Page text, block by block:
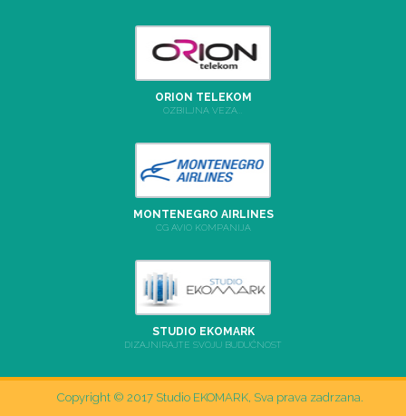
ORION TELEKOM
OZBILJNA VEZA...
MONTENEGRO AIRLINES
CG AVIO KOMPANIJA
STUDIO EKOMARK
DIZAJNIRAJTE SVOJU BUDUĆNOST
Copyright © 2017 Studio EKOMARK, Sva prava zadrzana.